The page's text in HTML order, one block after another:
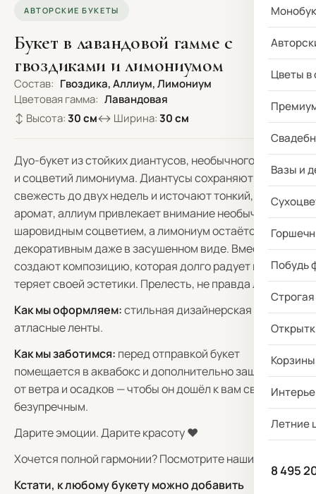
Цветы в
Вазы и
Побудь
Летние
8 495
АВТОРСКИЕ БУКЕТЫ
Букет в лавандовой гамме с
гвоздиками и лимониумом
Состав: Гвоздика, Аллиум, Лимониум
Цветовая гамма: Лавандовая
↕ Высота:30 см↔ Ширина:30 см
Дуо-букет из стойких диантусов, необычного аллиума
и соцветий лимониума. Диантусы сохраняют
свежесть до двух недель и источают тонкий, пряный
аромат, аллиум привлекает внимание необычным
шаровидным соцветием, а лимониум остаётся
декоративным даже в засушенном виде. Вместе они
создают композицию, которая долго радует глаз и не
теряет своей эстетики. Прелесть, не правда ли?
Как мы оформляем:стильная дизайнерская бумага +
атласные ленты.
Как мы заботимся: перед отправкой букет
помещается в аквабокс и дополнительно защищается
от ветра и осадков — чтобы он дошёл к вам свежим и
безупречным.
Дарите эмоции. Дарите красоту ❤️
Хочется полной гармонии? Посмотрите наши
Кстати, к любому букету можно добавить